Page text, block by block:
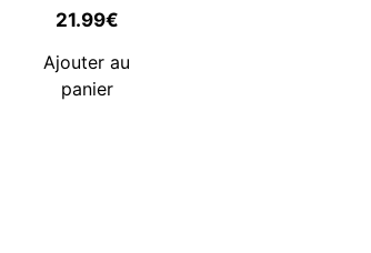
produit
21.99€
Ajouter au
panier